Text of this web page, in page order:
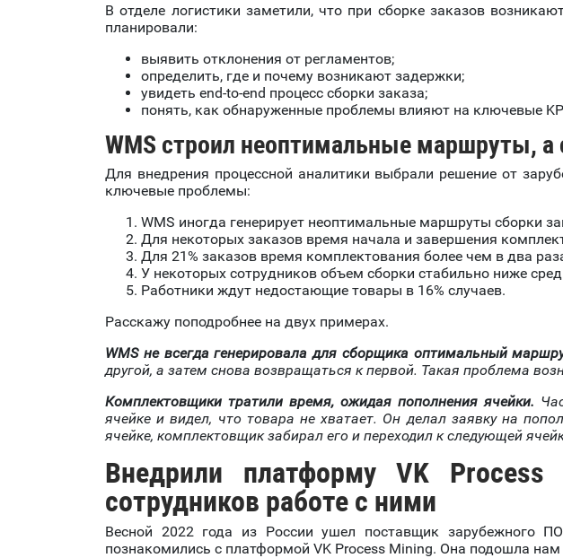
В отделе логистики заметили, что при сборке заказов
планировали:
выявить отклонения от регламентов;
определить, где и почему возникают задержки;
увидеть end-to-end процесс сборки заказа;
понять, как обнаруженные проблемы влияют на ключевые
WMS строил неоптимальные маршруты,
Для внедрения процессной аналитики выбрали решение от
ключевые проблемы:
WMS иногда генерирует неоптимальные маршруты сборки
Для некоторых заказов время начала и завершения
Для 21% заказов время комплектования более чем в два
У некоторых сотрудников объем сборки стабильно ниже
Работники ждут недостающие товары в 16% случаев.
Расскажу поподробнее на двух примерах.
WMS не всегда генерировала для сборщика оптимальный
другой, а затем снова возвращаться к первой. Такая проблема
Комплектовщики тратили время, ожидая пополнения ячейки.
ячейке и видел, что товара не хватает. Он делал заявку на
ячейке, комплектовщик забирал его и переходил к следующей
Внедрили платформу VK
сотрудников работе с ними
Весной 2022 года из России ушел поставщик зарубежного
познакомились с платформой VK Process Mining. Она подошла